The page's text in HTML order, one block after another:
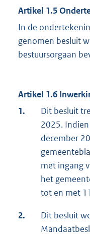
Artikel 1.5
In de
genomen besluit
bestuursorgaan
Artikel 1.6
1.
Dit besluit
2025.
december
met ingang
het
tot en met
2.
Dit besluit